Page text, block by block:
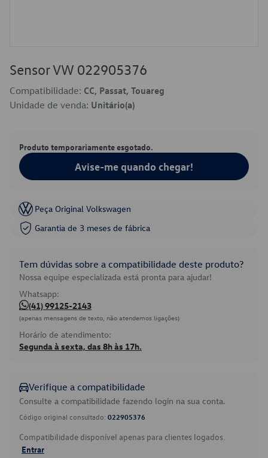
Sensor VW 022905376
Compatibilidade: CC, Passat, Touareg
Unidade de venda: Unitário(a)
Produto temporariamente esgotado.
Avise-me quando chegar!
Peça Original Volkswagen
Garantia de 3 meses de fábrica
Tem dúvidas sobre a compatibilidade deste produto?
Nossa equipe especializada está pronta para ajudar!
Whatsapp:
(41) 99125-2143
(apenas mensagens de texto, não atendemos ligações)
Horário de atendimento:
Segunda à sexta, das 8h às 17h.
Verifique a compatibilidade
Consulte a compatibilidade fazendo login na sua conta.
Código original consultado: 022905376
Compatibilidade disponível apenas para clientes logados.
Entrar